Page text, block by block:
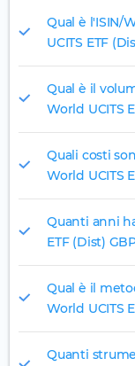
Qual è l'ISIN/
UCITS ETF
Qual è il
World UCITS
Quali costi
World UCITS
Quanti anni
ETF (Dist)
Qual è il
World UCITS
Quanti